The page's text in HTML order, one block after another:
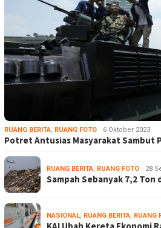
RUANG BERITA, RUANG FOTO 6 Oktober 2023
Potret Antusias Masyarakat Sambut
RUANG BERITA, RUANG FOTO 28
Sampah Sebanyak 7,2
NASIONAL, RUANG BERITA, RUANG